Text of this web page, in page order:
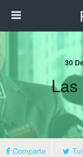
30
Las
Comparte